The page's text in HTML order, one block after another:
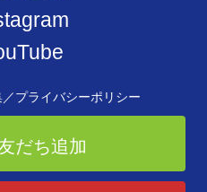
プライバシーポリシー
だち追加